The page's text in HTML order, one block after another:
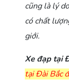
cũng là lý
có chất
giới.
Xe đạp tại
tại Đài Bắc